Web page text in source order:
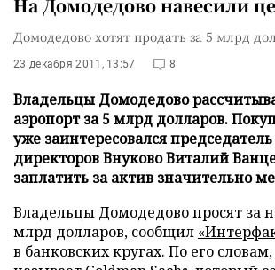
На Домодедово навесили
Домодедово хотят продать за 5 млрд
23 декабря 2011, 13:57 8
Владельцы Домодедово
аэропорт за 5 млрд долларов.
уже заинтересовался председатель
директоров Внуково Виталий
заплатить за актив значительно
Владельцы Домодедово просят за
млрд долларов, сообщил
в банковских кругах. По его